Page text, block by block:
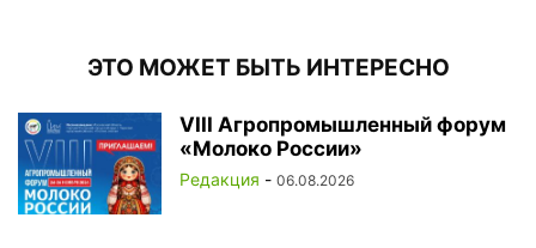
ЭТО МОЖЕТ БЫТЬ ИНТЕРЕСНО
VIII Агропромышленный форум
«Молоко России»
Редакция - 06.08.2026